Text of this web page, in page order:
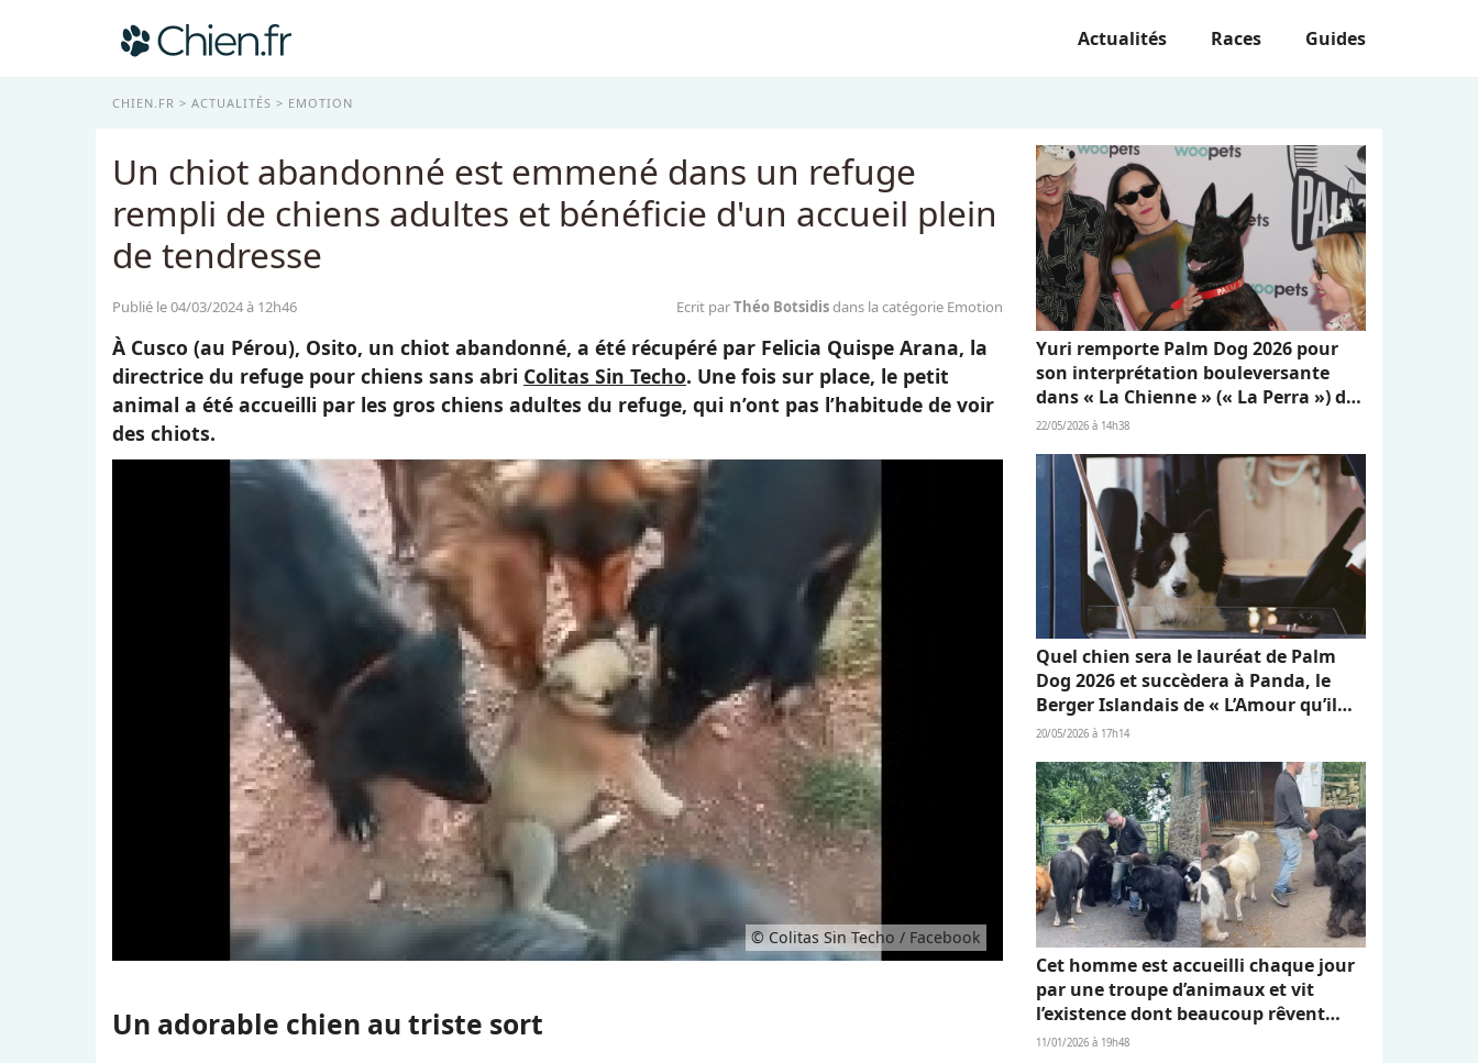
Actualités Races Guides
CHIEN.FR ACTUALITÉS EMOTION
Un chiot abandonné est emmené dans un refuge
rempli de chiens adultes et bénéficie d'un accueil plein
de tendresse
Publié le 04/03/2024 à 12h46 Ecrit parThéo Botsidisdans la catégorie Emotion
À Cusco (au Pérou), Osito, un chiot abandonné, a été récupéré par Felicia Quispe Arana, la
directrice du refuge pour chiens sans abri Colitas Sin Techo. Une fois sur place, le petit
animal a été accueilli par les gros chiens adultes du refuge, qui n’ont pas l’habitude de voir
des chiots.
© Colitas Sin Techo / Facebook
Un adorable chien au triste sort
Yuri remporte Palm Dog 2026 pour
son interprétation bouleversante
dans « La Chienne » (« La Perra ») de
Dominga Sotomayor
22/05/2026 à 14h38
Quel chien sera le lauréat de Palm
Dog 2026 et succèdera à Panda, le
Berger Islandais de « L’Amour qu’il
nous reste » ?
20/05/2026 à 17h14
Cet homme est accueilli chaque jour
par une troupe d’animaux et vit
l’existence dont beaucoup rêvent
(vidéo)
11/01/2026 à 19h48